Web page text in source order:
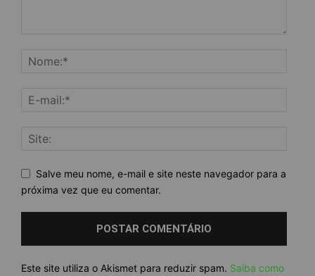
Salve meu nome, e-mail e site neste navegador para a
próxima vez que eu comentar.
Este site utiliza o Akismet para reduzir spam. Saiba como